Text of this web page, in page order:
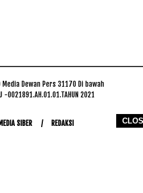
Dewan Pers 31170 Di bawah
-0021891.AH.01.01.TAHUN 2021
SIBER REDAKSI